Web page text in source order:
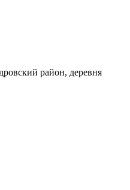
район, деревня